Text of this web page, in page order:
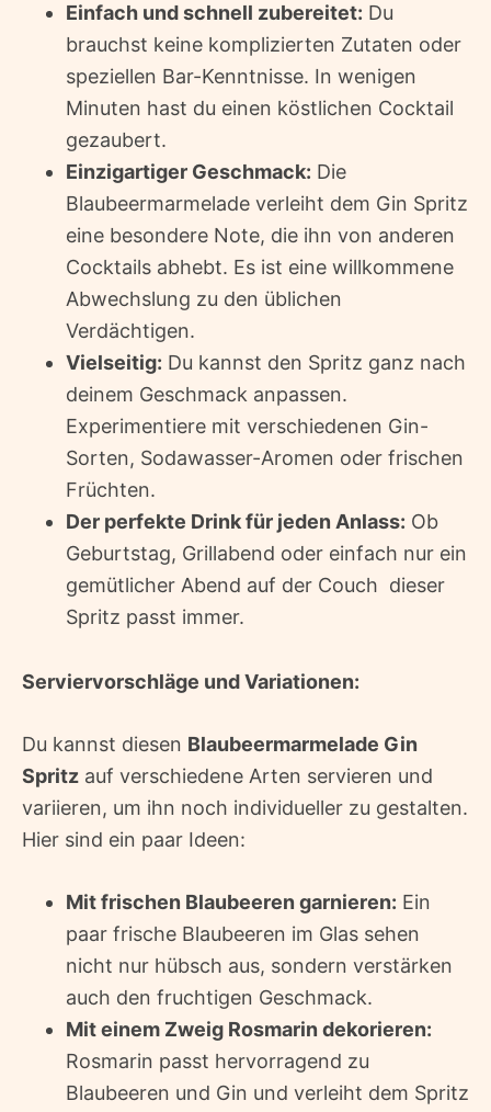
Einfach und schnell zubereitet: Du
brauchst keine komplizierten Zutaten oder
speziellen Bar-Kenntnisse. In wenigen
Minuten hast du einen köstlichen Cocktail
gezaubert.
Einzigartiger Geschmack: Die
Blaubeermarmelade verleiht dem Gin Spritz
eine besondere Note, die ihn von anderen
Cocktails abhebt. Es ist eine willkommene
Abwechslung zu den üblichen
Verdächtigen.
Vielseitig: Du kannst den Spritz ganz nach
deinem Geschmack anpassen.
Experimentiere mit verschiedenen Gin-
Sorten, Sodawasser-Aromen oder frischen
Früchten.
Der perfekte Drink für jeden Anlass: Ob
Geburtstag, Grillabend oder einfach nur ein
gemütlicher Abend auf der Couch  dieser
Spritz passt immer.
Serviervorschläge und Variationen:
Du kannst diesen Blaubeermarmelade Gin
Spritz auf verschiedene Arten servieren und
variieren, um ihn noch individueller zu gestalten.
Hier sind ein paar Ideen:
Mit frischen Blaubeeren garnieren: Ein
paar frische Blaubeeren im Glas sehen
nicht nur hübsch aus, sondern verstärken
auch den fruchtigen Geschmack.
Mit einem Zweig Rosmarin dekorieren:
Rosmarin passt hervorragend zu
Blaubeeren und Gin und verleiht dem Spritz